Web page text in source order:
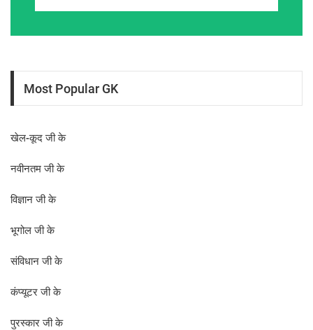
Most Popular GK
खेल-कूद जी के
नवीनतम जी के
विज्ञान जी के
भूगोल जी के
संविधान जी के
कंप्यूटर जी के
पुरस्कार जी के